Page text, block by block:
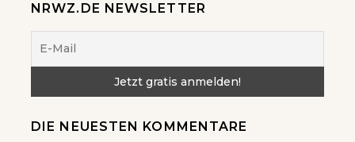
NRWZ.DE NEWSLETTER
DIE NEUESTEN KOMMENTARE